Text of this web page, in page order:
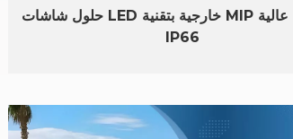
حلول شاشات LED خارجية بتقنية MIP ذات دقة عالية
IP66